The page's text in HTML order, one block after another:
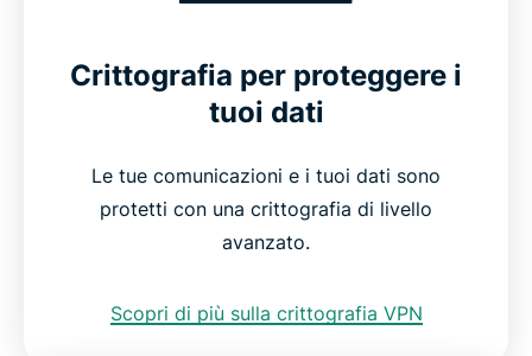
Crittografia per proteggere i
tuoi dati
Le tue comunicazioni e i tuoi dati sono
protetti con una crittografia di livello
avanzato.
Scopri di più sulla crittografia VPN